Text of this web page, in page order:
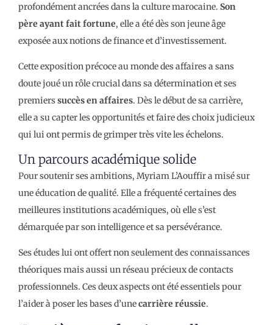
profondément ancrées dans la culture marocaine. Son
père ayant fait fortune, elle a été dès son jeune âge
exposée aux notions de finance et d’investissement.
Cette exposition précoce au monde des affaires a sans
doute joué un rôle crucial dans sa détermination et ses
premierssuccès en affaires. Dès le début de sa carrière,
elle a su capter les opportunités et faire des choix judicieux
qui lui ont permis de grimper très vite les échelons.
Un parcours académique solide
Pour soutenir ses ambitions, Myriam L’Aouffir a misé sur
une éducation de qualité. Elle a fréquenté certaines des
meilleures institutions académiques, où elle s’est
démarquée par son intelligence et sa persévérance.
Ses études lui ont offert non seulement des connaissances
théoriques mais aussi un réseau précieux de contacts
professionnels. Ces deux aspects ont été essentiels pour
l’aider à poser les bases d’unecarrière réussie.